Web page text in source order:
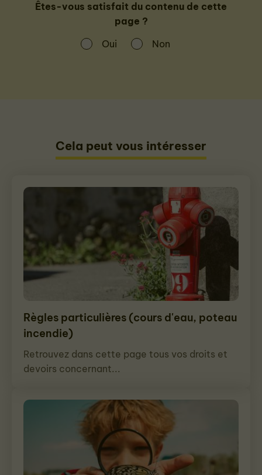
Êtes-vous satisfait du contenu de cette
page ?
Oui
Non
Cela peut vous intéresser
Règles particulières (cours d'eau, poteau
incendie)
Retrouvez dans cette page tous vos droits et
devoirs concernant...